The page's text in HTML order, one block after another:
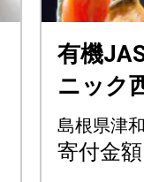
有機
ニック
た生干
〈2縄
島根県津
寄付金